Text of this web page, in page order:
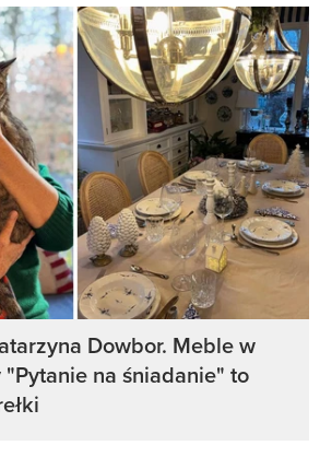
Dowbor. Meble w
na śniadanie" to